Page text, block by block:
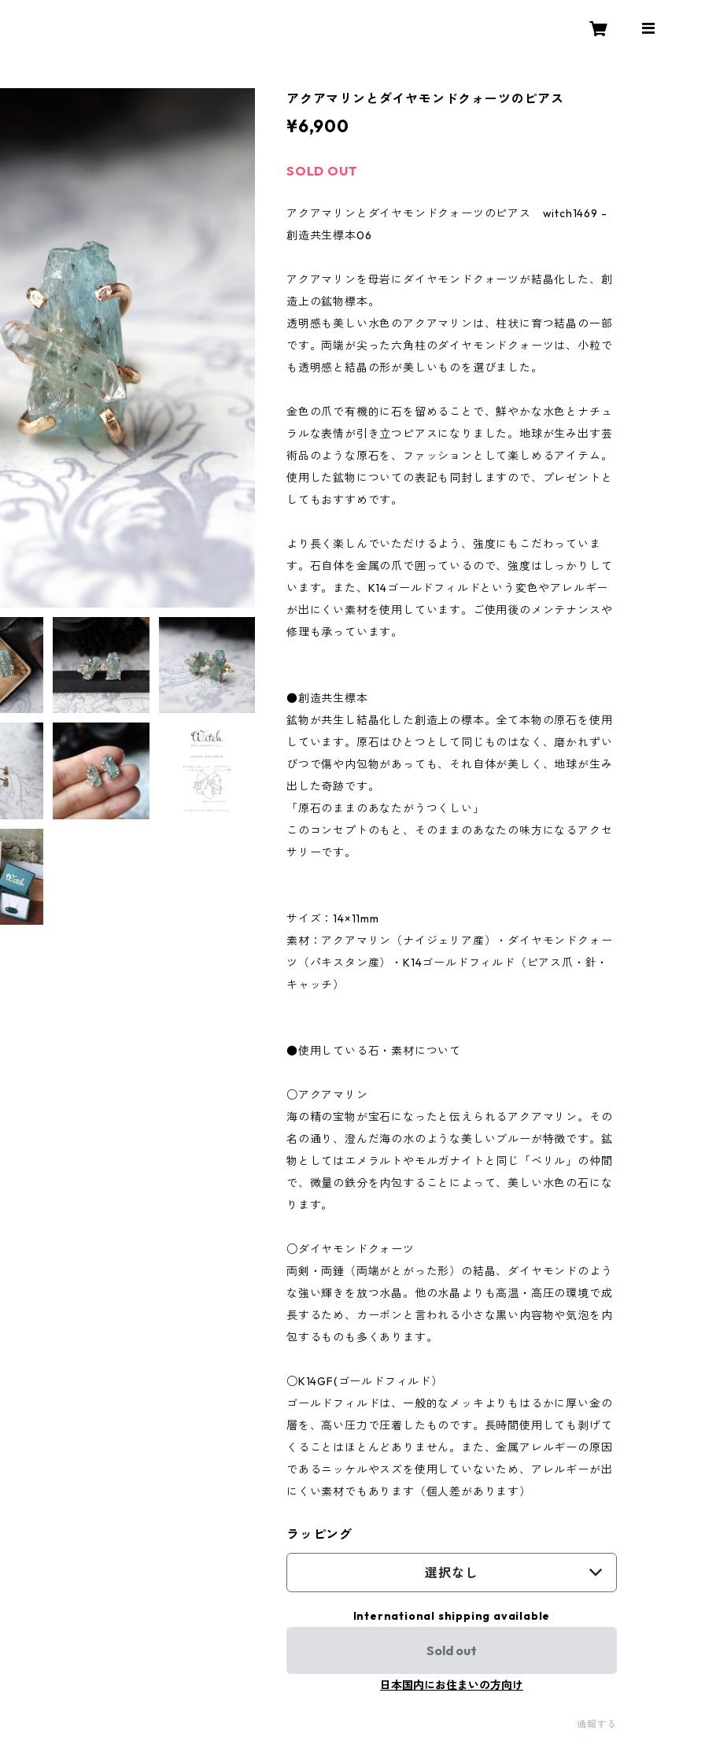
アクアマリンとダイヤモンドクォーツのピアス
¥6,900
SOLD OUT
アクアマリンとダイヤモンドクォーツのピアス witch1469 -
創造共生標本06
アクアマリンを母岩にダイヤモンドクォーツが結晶化した、創
造上の鉱物標本。
透明感も美しい水色のアクアマリンは、柱状に育つ結晶の一部
です。両端が尖った六角柱のダイヤモンドクォーツは、小粒で
も透明感と結晶の形が美しいものを選びました。
金色の爪で有機的に石を留めることで、鮮やかな水色とナチュ
ラルな表情が引き立つピアスになりました。地球が生み出す芸
術品のような原石を、ファッションとして楽しめるアイテム。
使用した鉱物についての表記も同封しますので、プレゼントと
してもおすすめです。
より長く楽しんでいただけるよう、強度にもこだわっていま
す。石自体を金属の爪で囲っているので、強度はしっかりして
います。また、K14ゴールドフィルドという変色やアレルギー
が出にくい素材を使用しています。ご使用後のメンテナンスや
修理も承っています。
●創造共生標本
鉱物が共生し結晶化した創造上の標本。全て本物の原石を使用
しています。原石はひとつとして同じものはなく、磨かれずい
びつで傷や内包物があっても、それ自体が美しく、地球が生み
出した奇跡です。
「原石のままのあなたがうつくしい」
このコンセプトのもと、そのままのあなたの味方になるアクセ
サリーです。
サイズ：14×11mm
素材：アクアマリン（ナイジェリア産）・ダイヤモンドクォー
ツ（パキスタン産）・K14ゴールドフィルド（ピアス爪・針・
キャッチ）
●使用している石・素材について
○アクアマリン
海の精の宝物が宝石になったと伝えられるアクアマリン。その
名の通り、澄んだ海の水のような美しいブルーが特徴です。鉱
物としてはエメラルトやモルガナイトと同じ「ベリル」の仲間
で、微量の鉄分を内包することによって、美しい水色の石にな
ります。
○ダイヤモンドクォーツ
両剣・両錘（両端がとがった形）の結晶、ダイヤモンドのよう
な強い輝きを放つ水晶。他の水晶よりも高温・高圧の環境で成
長するため、カーボンと言われる小さな黒い内容物や気泡を内
包するものも多くあります。
○K14GF(ゴールドフィルド）
ゴールドフィルドは、一般的なメッキよりもはるかに厚い金の
層を、高い圧力で圧着したものです。長時間使用しても剥げて
くることはほとんどありません。また、金属アレルギーの原因
であるニッケルやスズを使用していないため、アレルギーが出
にくい素材でもあります（個人差があります）
ラッピング
選択なし
International shipping available
Sold out
日本国内にお住まいの方向け
通報する